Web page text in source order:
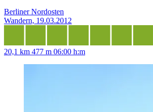
Berliner Nordosten
Wandern, 19.03.2012
20,1 km 477 m 06:00 h:m